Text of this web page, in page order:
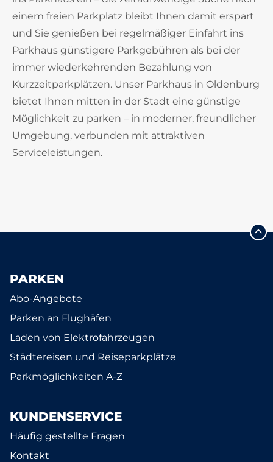
einem freien Parkplatz bleibt Ihnen damit erspart
und Sie genießen bei regelmäßiger Einfahrt ins
Parkhaus günstigere Parkgebühren als bei der
immer wiederkehrenden Bezahlung von
Kurzzeitparkplätzen. Unser Parkhaus in Oldenburg
bietet Ihnen mitten in der Stadt eine günstige
Möglichkeit zu parken – in moderner, freundlicher
Umgebung, verbunden mit attraktiven
Serviceleistungen.
PARKEN
Abo-Angebote
Parken an Flughäfen
Laden von Elektrofahrzeugen
Städtereisen und Reiseparkplätze
Parkmöglichkeiten A-Z
KUNDENSERVICE
Häufig gestellte Fragen
Kontakt